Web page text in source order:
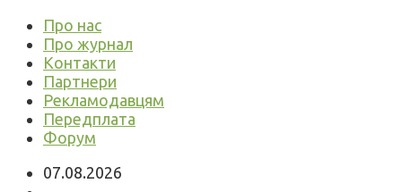
Про нас
Про журнал
Контакти
Партнери
Рекламодавцям
Передплата
Форум
07.08.2026